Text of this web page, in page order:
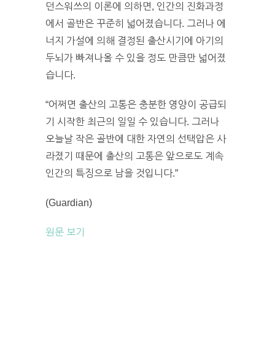
던스워쓰의 이론에 의하면, 인간의 진화과정
에서 골반은 꾸준히 넓어졌습니다. 그러나 에
너지 가설에 의해 결정된 출산시기에 아기의
두뇌가 빠져나올 수 있을 정도 만큼만 넓어졌
습니다.
“어쩌면 출산의 고통은 충분한 영양이 공급되
기 시작한 최근의 일일 수 있습니다. 그러나
오늘날 작은 골반에 대한 자연의 선택압은 사
라졌기 때문에 출산의 고통은 앞으로도 계속
인간의 특징으로 남을 것입니다.”
(Guardian)
원문 보기